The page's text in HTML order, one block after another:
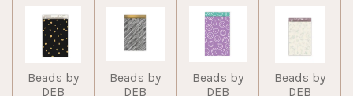
Beads by
DEB
Beads by
DEB
Beads by
DEB
Beads by
DEB